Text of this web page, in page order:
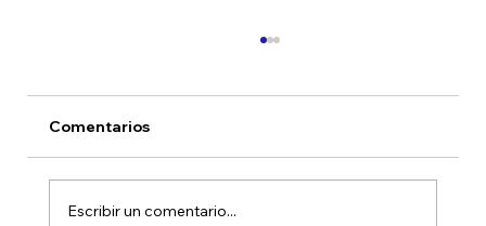
Comentarios
Escribir un comentario...